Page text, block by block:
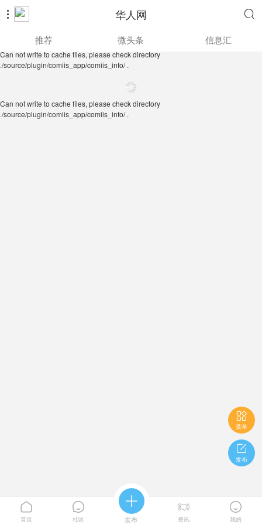
 华人网 
./source/plugin/comiis_app/comiis_info/ .
推荐 微头条 信息汇
Can not write to cache files, please check directory
./source/plugin/comiis_app/comiis_info/ .

菜单

发布

首页

社区

发布

资讯

我的
Can not write to cache files, please check directory
./source/plugin/comiis_app/comiis_info/ .